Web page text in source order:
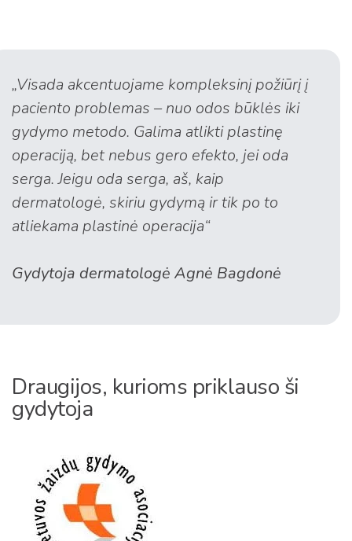
„Visada akcentuojame kompleksinį požiūrį į
paciento problemas – nuo odos būklės iki
gydymo metodo. Galima atlikti plastinę
operaciją, bet nebus gero efekto, jei oda
serga. Jeigu oda serga, aš, kaip
dermatologė, skiriu gydymą ir tik po to
atliekama plastinė operacija“
Gydytoja dermatologė Agnė Bagdonė
Draugijos, kurioms priklauso ši
gydytoja